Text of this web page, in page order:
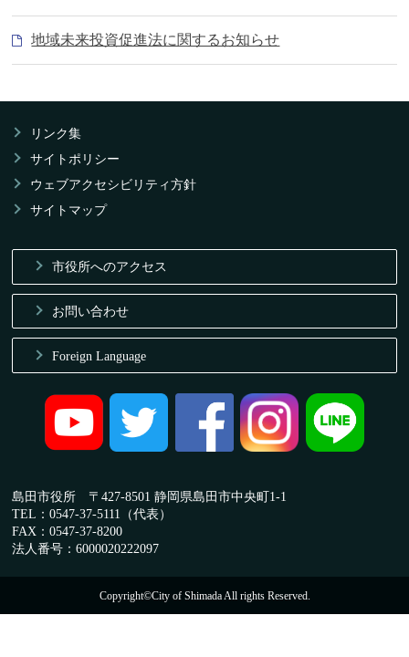
地域未来投資促進法に関するお知らせ
リンク集
サイトポリシー
ウェブアクセシビリティ方針
サイトマップ
市役所へのアクセス
お問い合わせ
Foreign Language
島田市役所 〒427-8501 静岡県島田市中央町1-1
TEL：0547-37-5111（代表）
FAX：0547-37-8200
法人番号：6000020222097
Copyright©City of Shimada All rights Reserved.